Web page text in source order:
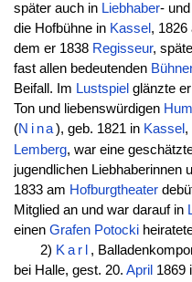
später auch in Liebhaber-
die Hofbühne in Kassel , 1826
dem er 1838 Regisseur,
fast allen bedeutenden
Beifall. Im Lustspiel glänzte
Ton und liebenswürdigen
(Nina), geb. 1821 in Kassel ,
Lemberg, war eine
jugendlichen Liebhaberinnen
1833 am Hofburgtheater
Mitglied an und war darauf in
einen Grafen Potocki
2) Karl ,
bei Halle, gest. 20. April 1869